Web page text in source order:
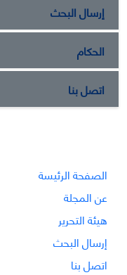
إرسال البحث
الحكام
اتصل بنا
الصفحة الرئيسة
عن المجلة
هيئة التحرير
إرسال البحث
اتصل بنا